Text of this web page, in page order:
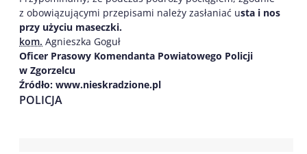
z obowiązującymi przepisami należy zasłaniać usta i nos
przy użyciu maseczki.
kom. Agnieszka Goguł
Oficer Prasowy Komendanta Powiatowego Policji
w Zgorzelcu
Źródło: www.nieskradzione.pl
POLICJA